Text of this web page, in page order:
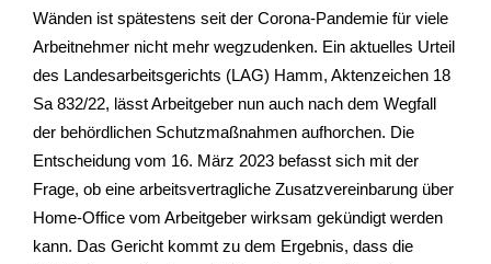
Wänden ist spätestens seit der Corona-Pandemie für viele
Arbeitnehmer nicht mehr wegzudenken. Ein aktuelles Urteil
des Landesarbeitsgerichts (LAG) Hamm, Aktenzeichen 18
Sa 832/22, lässt Arbeitgeber nun auch nach dem Wegfall
der behördlichen Schutzmaßnahmen aufhorchen. Die
Entscheidung vom 16. März 2023 befasst sich mit der
Frage, ob eine arbeitsvertragliche Zusatzvereinbarung über
Home-Office vom Arbeitgeber wirksam gekündigt werden
kann. Das Gericht kommt zu dem Ergebnis, dass die